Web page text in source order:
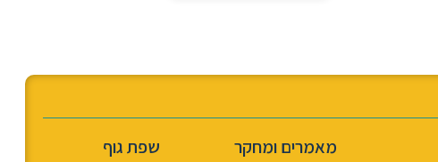
מאמרים ומחקר שפת גוף